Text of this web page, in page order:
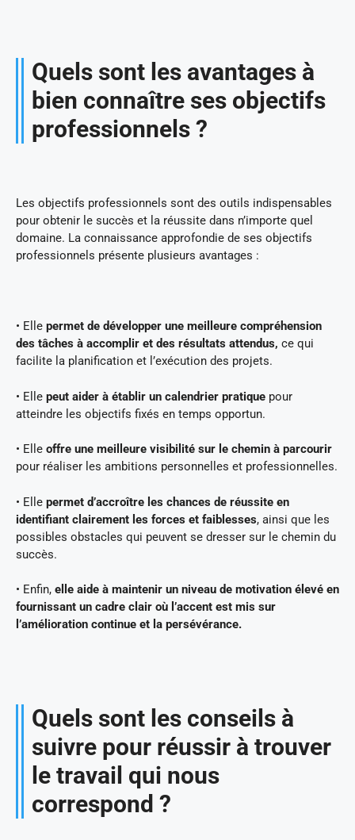
Quels sont les avantages à
bien connaître ses objectifs
professionnels ?
Les objectifs professionnels sont des outils indispensables
pour obtenir le succès et la réussite dans n’importe quel
domaine. La connaissance approfondie de ses objectifs
professionnels présente plusieurs avantages :
• Elle permet de développer une meilleure compréhension
des tâches à accomplir et des résultats attendus, ce qui
facilite la planification et l’exécution des projets.
• Elle peut aider à établir un calendrier pratique pour
atteindre les objectifs fixés en temps opportun.
• Elle offre une meilleure visibilité sur le chemin à parcourir
pour réaliser les ambitions personnelles et professionnelles.
• Elle permet d’accroître les chances de réussite en
identifiant clairement les forces et faiblesses, ainsi que les
possibles obstacles qui peuvent se dresser sur le chemin du
succès.
• Enfin, elle aide à maintenir un niveau de motivation élevé en
fournissant un cadre clair où l’accent est mis sur
l’amélioration continue et la persévérance.
Quels sont les conseils à
suivre pour réussir à trouver
le travail qui nous
correspond ?